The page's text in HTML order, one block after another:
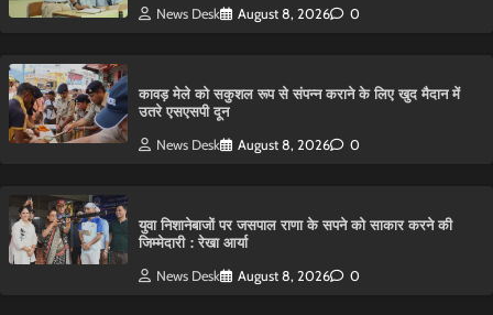
News Desk August 8, 2026 0
कावड़ मेले को सकुशल रूप से संपन्न कराने के लिए खुद मैदान में
उतरे एसएसपी दून
News Desk August 8, 2026 0
युवा निशानेबाजों पर जसपाल राणा के सपने को साकार करने की
जिम्मेदारी : रेखा आर्या
News Desk August 8, 2026 0